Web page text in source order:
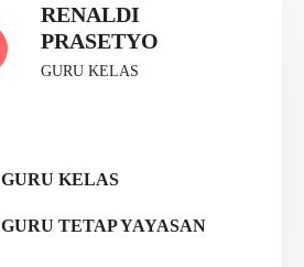
RENALDI
PRASETYO
GURU KELAS
GURU KELAS
GURU TETAP YAYASAN